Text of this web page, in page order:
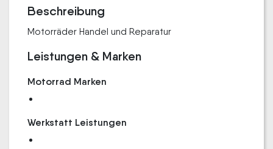
Beschreibung
Motorräder Handel und Reparatur
Leistungen & Marken
Motorrad Marken
Werkstatt Leistungen